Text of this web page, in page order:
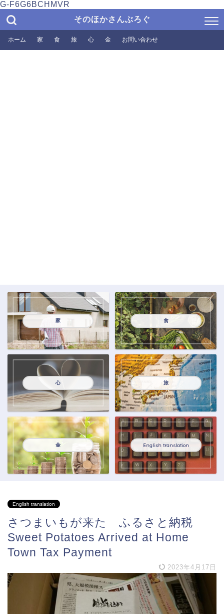
G-F6G6BCHMVR
そのほかさんぶろぐ
ホーム 家 食 旅 心 金 お問い合わせ
家 食
心 旅
金 English translation
English translation
さつまいもが来た ふるさと納税
Sweet Potatoes Arrived at Home
Town Tax Payment
2023年4月17日